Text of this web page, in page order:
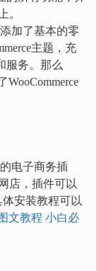
。
加了基本的零
主题，充
服务。那么
WooCommerce
的电子商务插
店，插件可以
安装教程可以
文教程 小白必